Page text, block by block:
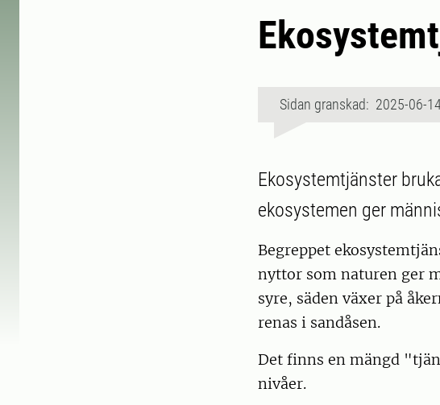
Sidan granskad: 2025-06-
Ekosystemtjänster
ekosystemen ger
Begreppet
nyttor som naturen ger
syre, säden växer på
renas i sandåsen.
Det finns en mängd
nivåer.